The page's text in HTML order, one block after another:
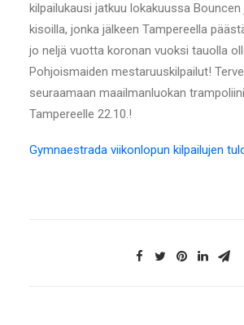
kilpailukausi jatkuu lokakuussa
kisoilla, jonka jälkeen Tampereella
jo neljä vuotta koronan vuoksi tauolla
Pohjoismaiden mestaruuskilpailut!
seuraamaan maailmanluokan
Tampereelle 22.10.!
Gymnaestrada viikonlopun kilpailujen